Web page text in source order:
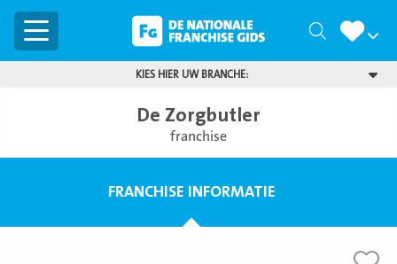
Menu Zoeken
KIES HIER UW BRANCHE:
De Zorgbutler
franchise
FRANCHISE INFORMATIE